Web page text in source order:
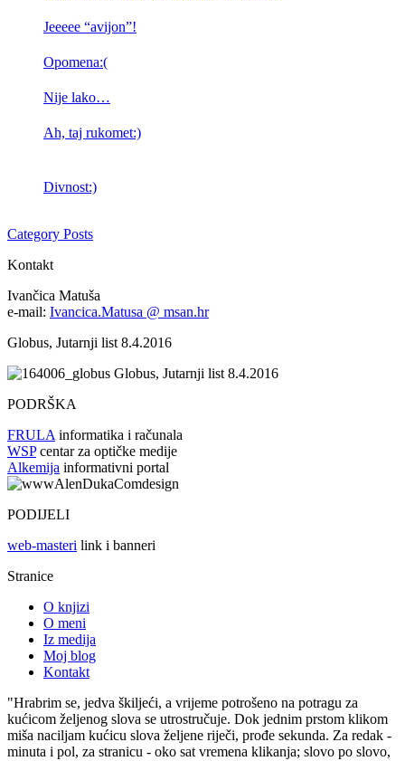
Jeeeee “avijon”!
Opomena:(
Nije lako…
Ah, taj rukomet:)
Divnost:)
Category Posts
Kontakt
Ivančica Matuša
e-mail: Ivancica.Matusa @ msan.hr
Globus, Jutarnji list 8.4.2016
Globus, Jutarnji list 8.4.2016
PODRŠKA
FRULA informatika i računala
WSPcentar za optičke medije
Alkemija informativni portal
PODIJELI
web-masteri link i banneri
Stranice
O knjizi
O meni
Iz medija
Moj blog
Kontakt
"Hrabrim se, jedva škiljeći, a vrijeme potrošeno na potragu za
kućicom željenog slova se utrostručuje. Dok jednim prstom klikom
miša naciljam kućicu slova željene riječi, prođe sekunda. Za redak -
minuta i pol, za stranicu - oko sat vremena klikanja; slovo po slovo,